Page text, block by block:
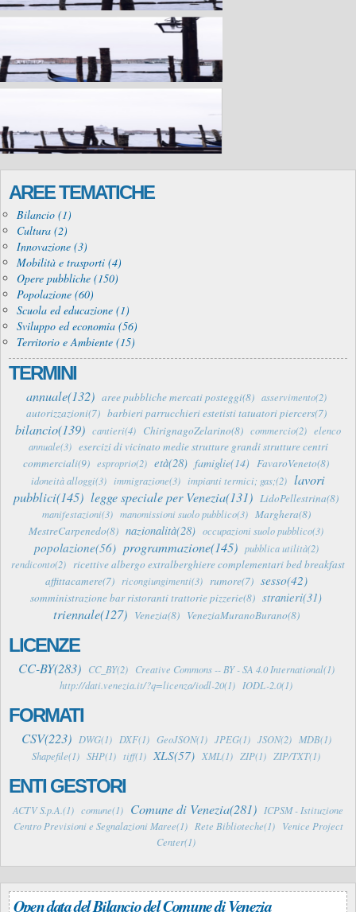
AREE TEMATICHE
Bilancio (1)
Cultura (2)
Innovazione (3)
Mobilità e trasporti (4)
Opere pubbliche (150)
Popolazione (60)
Scuola ed educazione (1)
Sviluppo ed economia (56)
Territorio e Ambiente (15)
TERMINI
annuale(132) aree pubbliche mercati posteggi(8) asservimento(2)
autorizzazioni(7) barbieri parrucchieri estetisti tatuatori piercers(7)
bilancio(139) cantieri(4) ChirignagoZelarino(8) commercio(2) elenco
annuale(3) esercizi di vicinato medie strutture grandi strutture centri
commerciali(9) esproprio(2) età(28) famiglie(14) FavaroVeneto(8)
idoneità alloggi(3) immigrazione(3) impianti termici; gas;(2) lavori
pubblici(145) legge speciale per Venezia(131) LidoPellestrina(8)
manifestazioni(3) manomissioni suolo pubblico(3) Marghera(8)
MestreCarpenedo(8) nazionalità(28) occupazioni suolo pubblico(3)
popolazione(56) programmazione(145) pubblica utilità(2)
rendiconto(2) ricettive albergo extralberghiere complementari bed breakfast
affittacamere(7)
ricongiungimenti(3) rumore(7) sesso(42)
somministrazione bar ristoranti trattorie pizzerie(8) stranieri(31)
triennale(127) Venezia(8) VeneziaMuranoBurano(8)
LICENZE
CC-BY(283) CC_BY(2)
Creative Commons -- BY - SA 4.0 International(1)
http://dati.venezia.it/?q=licenza/iodl-20(1)
IODL-2.0(1)
FORMATI
CSV(223) DWG(1) DXF(1) GeoJSON(1) JPEG(1) JSON(2)
MDB(1)
Shapefile(1) SHP(1) tiff(1) XLS(57) XML(1) ZIP(1) ZIP/TXT(1)
ENTI GESTORI
ACTV S.p.A.(1) comune(1) Comune di Venezia(281)
ICPSM - Istituzione
Centro Previsioni e Segnalazioni Maree(1)
Rete Biblioteche(1)
Venice Project
Center(1)
Open data del Bilancio del Comune di Venezia